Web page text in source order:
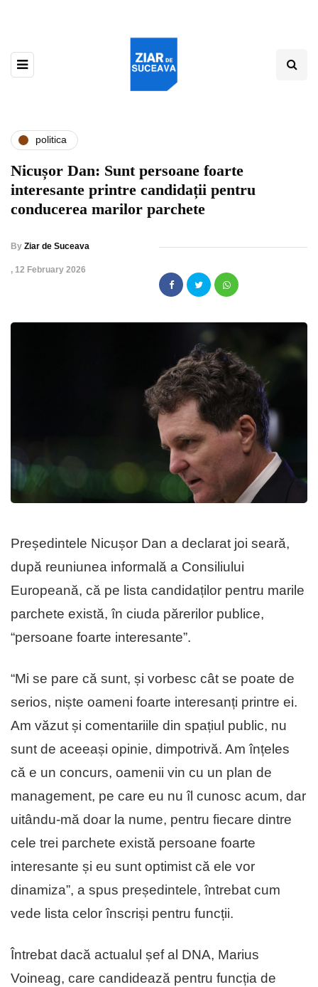
politica
Nicușor Dan: Sunt persoane foarte
interesante printre candidații pentru
conducerea marilor parchete
By Ziar de Suceava
, 12 February 2026
Președintele Nicușor Dan a declarat joi seară,
după reuniunea informală a Consiliului
Europeană, că pe lista candidaților pentru marile
parchete există, în ciuda părerilor publice,
“persoane foarte interesante”.
“Mi se pare că sunt, și vorbesc cât se poate de
serios, niște oameni foarte interesanți printre ei.
Am văzut și comentariile din spațiul public, nu
sunt de aceeași opinie, dimpotrivă. Am înțeles
că e un concurs, oamenii vin cu un plan de
management, pe care eu nu îl cunosc acum, dar
uitându-mă doar la nume, pentru fiecare dintre
cele trei parchete există persoane foarte
interesante și eu sunt optimist că ele vor
dinamiza”, a spus președintele, întrebat cum
vede lista celor înscriși pentru funcții.
Întrebat dacă actualul șef al DNA, Marius
Voineag, care candidează pentru funcția de